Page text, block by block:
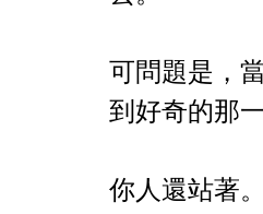
可問題是，
到好奇的那
你人還站著